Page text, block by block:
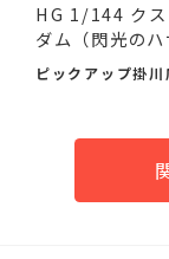
HG 1/144 クス
ダム（閃光のハ
イ）が...
ピックアップ掛川